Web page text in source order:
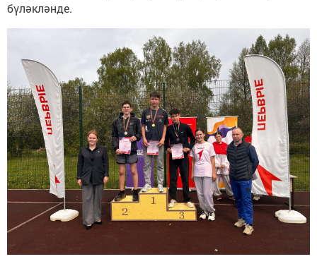
бүләкләнде.